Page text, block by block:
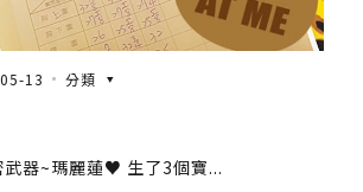
13 分類
器~瑪麗蓮♥ 生了3個寶...